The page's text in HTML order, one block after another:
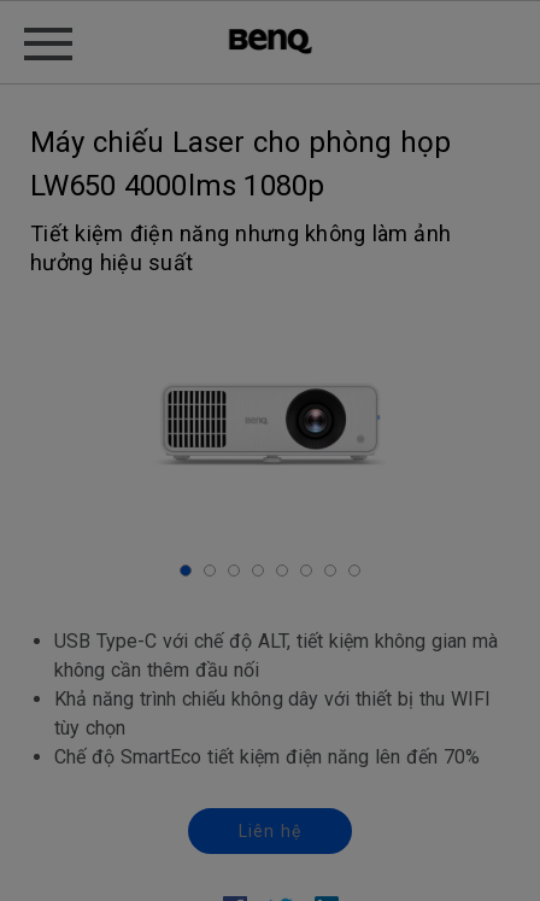
Máy chiếu Laser cho phòng họp
LW650 4000lms 1080p
Tiết kiệm điện năng nhưng không làm ảnh
hưởng hiệu suất
USB Type-C với chế độ ALT, tiết kiệm không gian mà
không cần thêm đầu nối
Khả năng trình chiếu không dây với thiết bị thu WIFI
tùy chọn
Chế độ SmartEco tiết kiệm điện năng lên đến 70%
Liên hệ